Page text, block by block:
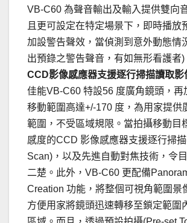
VB-C60 為聲音輸出及輸入提供雙向
且更可設定在特定場景下，即時播放
加設警告聲效，當偵測到意外動態情
出預錄之警告聲音，有如無形看護者)
CCD影像感應器支援逐行掃描讀取影
佳能VB-C60 特設56 度廣角鏡頭，再
移動範圍高達+/-170 度，為用家提供
範圍，不受區域規限。當拍攝移動目
感度的CCD 影像感應器支援逐行掃
Scan)，以及先進自動對焦技術，令
二楚。此外，VB-C60 更配備
Creation 功能，將整個可視角範圍景
方便用家將鏡頭迅速轉移至鎖定範圍